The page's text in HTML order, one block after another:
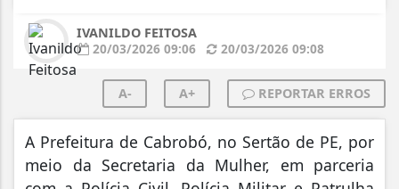
IVANILDO FEITOSA
20/03/2026 09:06
20/03/2026 09:08
A- A+ REPORTAR ERROS
A Prefeitura de Cabrobó, no Sertão de PE, por
meio da Secretaria da Mulher, em parceria